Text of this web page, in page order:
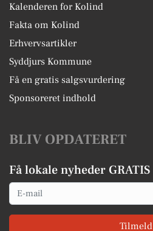
Kalenderen for Kolind
Fakta om Kolind
Erhvervsartikler
Syddjurs Kommune
Få en gratis salgsvurdering
Sponsoreret indhold
BLIV OPDATERET
Få lokale nyheder GRATIS
Email
Tilmeld